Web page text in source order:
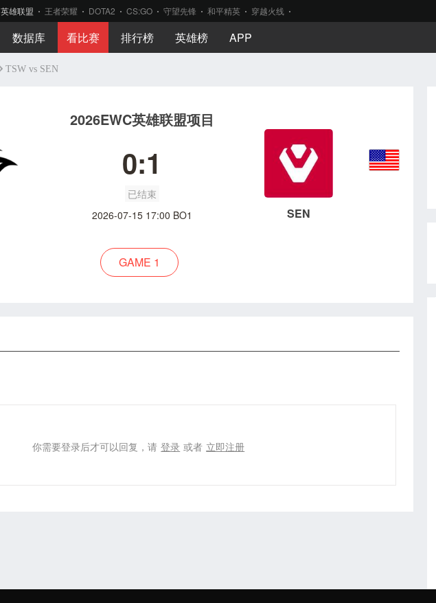
英雄联盟 王者荣耀 DOTA2 CS:GO 守望先锋 和平精英 穿越火线
数据库 看比赛 排行榜 英雄榜 APP
TSW vs SEN
2026EWC英雄联盟项目
0:1
已结束
2026-07-15 17:00 BO1
SEN
GAME 1
你需要登录后才可以回复，请 登录 或者 立即注册